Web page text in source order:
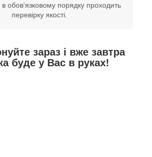
обов'язковому порядку проходить
перевірку якості.
зараз і вже завтра
буде у Вас в руках!